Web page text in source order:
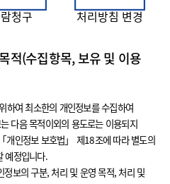
청구 처리방침 변경
적(수집항목, 보유 및 이용
하여 최소한의 개인정보를 수집하여
다음 목적이외의 용도로는 이용되지
개인정보 보호법」 제18조에 따라 별도의
예정입니다.
정보의 구분, 처리 및 운영 목적, 처리 및